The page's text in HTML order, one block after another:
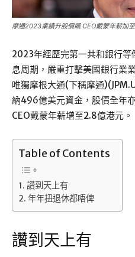
摩通2023業績升股價飆 CEO戴蒙年薪加
2023年經歷完第一共和銀行等
息周期，嚴重打擊美國銀行業
唯獨摩根大通(下稱摩通
納496億美元資金，股價全年
CEO戴蒙年薪增至2.8億港元。
Table of Contents
讚到天上有
年年扭退休都唔俾
讚到天上有